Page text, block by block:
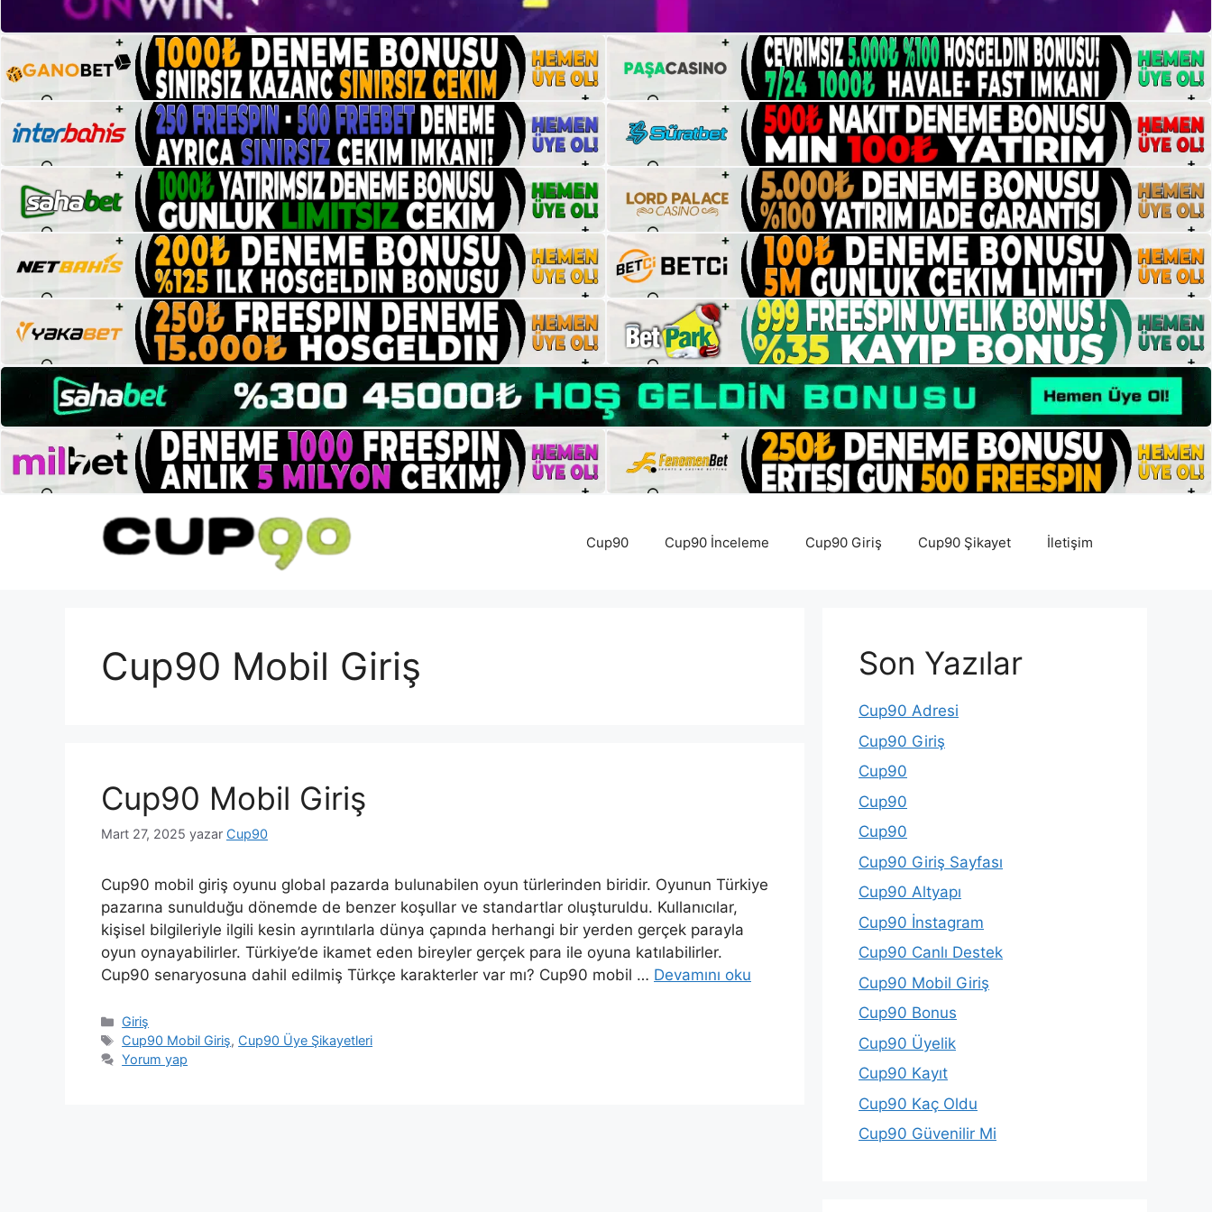
Cup90 Cup90 İnceleme Cup90 Giriş Cup90 Şikayet İletişim
Cup90 Mobil Giriş
Cup90 Mobil Giriş
Mart 27, 2025 yazar Cup90
Cup90 mobil giriş oyunu global pazarda bulunabilen oyun türlerinden biridir. Oyunun Türkiye
pazarına sunulduğu dönemde de benzer koşullar ve standartlar oluşturuldu. Kullanıcılar,
kişisel bilgileriyle ilgili kesin ayrıntılarla dünya çapında herhangi bir yerden gerçek parayla
oyun oynayabilirler. Türkiye’de ikamet eden bireyler gerçek para ile oyuna katılabilirler.
Cup90 senaryosuna dahil edilmiş Türkçe karakterler var mı? Cup90 mobil … Devamını oku
Kategoriler
Giriş
Etiketler
Cup90 Mobil Giriş, Cup90 Üye Şikayetleri
Yorum yap
Son Yazılar
Cup90 Adresi
Cup90 Giriş
Cup90
Cup90
Cup90
Cup90 Giriş Sayfası
Cup90 Altyapı
Cup90 İnstagram
Cup90 Canlı Destek
Cup90 Mobil Giriş
Cup90 Bonus
Cup90 Üyelik
Cup90 Kayıt
Cup90 Kaç Oldu
Cup90 Güvenilir Mi